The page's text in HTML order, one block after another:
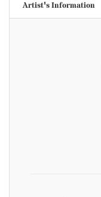
Artist's Information